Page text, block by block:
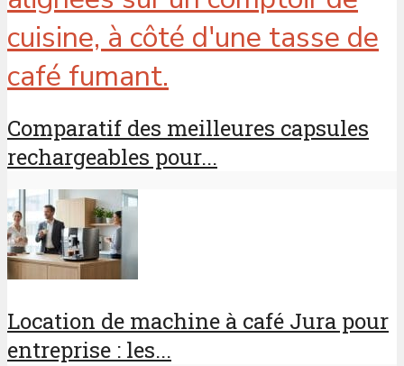
Comparatif des meilleures capsules
rechargeables pour...
Location de machine à café Jura pour
entreprise : les...